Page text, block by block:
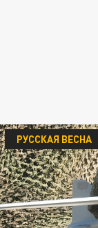
РУССКАЯ ВЕСНА